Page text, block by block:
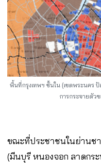
พื้นที่กรุงเทพฯ ชั้นใน (เขตพระนคร
การกระจายตัว
ขณะที่ประชาชนในย่านช
(มีนบุรี หนองจอก ลาดกร